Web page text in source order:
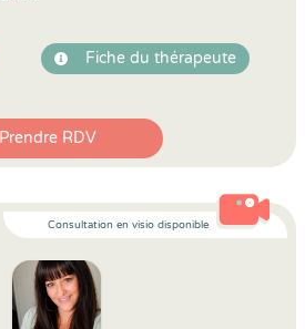
Fiche du thérapeute
Prendre RDV
Consultation en visio disponible